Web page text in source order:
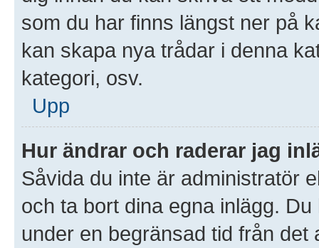
som du har finns längst ner på
kan skapa nya trådar i denna
kategori, osv.
Upp
Hur ändrar och raderar jag
Såvida du inte är administratör
och ta bort dina egna inlägg.
under en begränsad tid från